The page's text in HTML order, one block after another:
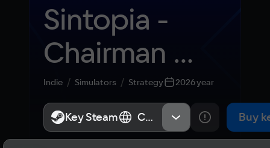
Sintopia -
Chairman
Edition
Indie Simulators Strategy 2026 year
Key Steam СНГ Buy
Key Steam СНГ